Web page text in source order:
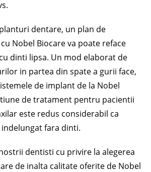
dentare, un plan de
Nobel Biocare va poate reface
dinti lipsa. Un mod elaborat de
in partea din spate a gurii face,
de implant de la Nobel
de tratament pentru pacientii
este redus considerabil ca
fara dinti.
dentisti cu privire la alegerea
de inalta calitate oferite de Nobel